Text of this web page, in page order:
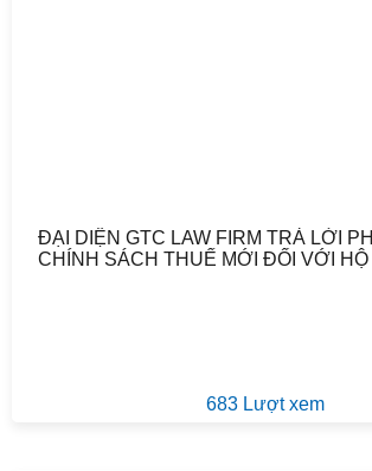
ĐẠI DIỆN GTC LAW FIRM TRẢ LỜI
CHÍNH SÁCH THUẾ MỚI ĐỐI VỚI HỘ
683 Lượt xem